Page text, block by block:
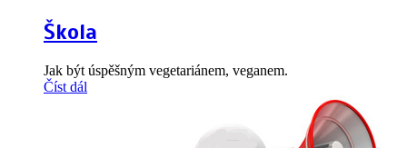
Škola
Jak být úspěšným vegetariánem, veganem.
Číst dál